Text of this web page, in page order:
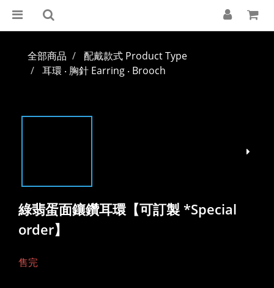
全部商品
配戴款式 Product Type
耳環 ‧ 胸針 Earring ‧ Brooch
綠翡蛋面鑲鑽耳環【可訂製 *Special
order】
售完